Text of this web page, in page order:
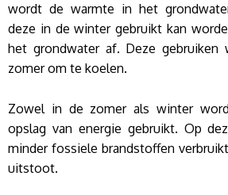
wordt de warmte in het
deze in de winter gebruikt kan
het grondwater af. Deze gebruiken
zomer om te koelen.
Zowel in de zomer als winter
opslag van energie gebruikt. Op
minder fossiele brandstoffen
uitstoot.